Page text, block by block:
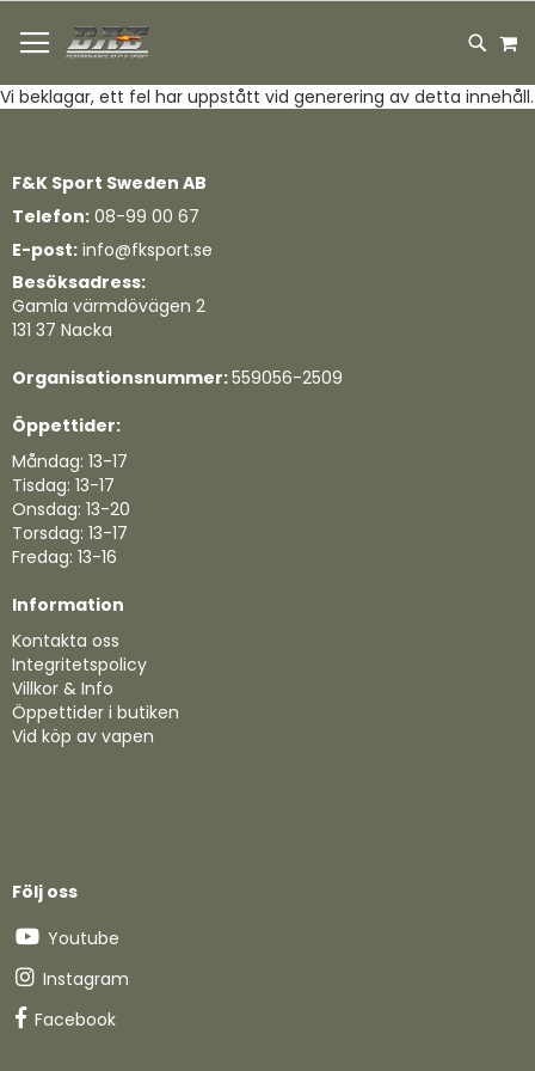
TILL
INNEHÅLLET
Vi beklagar, ett fel har uppstått vid generering av detta innehåll.
F&K Sport Sweden AB
Telefon: 08-99 00 67
E-post: info@fksport.se
Besöksadress:
Gamla värmdövägen 2
131 37 Nacka
Organisationsnummer:559056-2509
Öppettider:
Måndag: 13-17
Tisdag: 13-17
Onsdag: 13-20
Torsdag: 13-17
Fredag: 13-16
Information
Kontakta oss
Integritetspolicy
Villkor & Info
Öppettider i butiken
Vid köp av vapen
Följ oss
Youtube
Instagram
Facebook